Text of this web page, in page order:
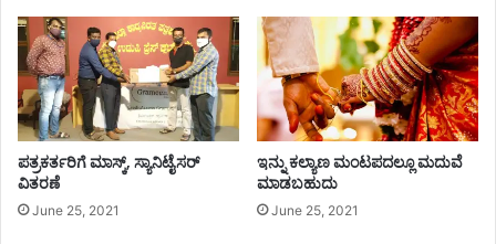
ಪತ್ರಕರ್ತರಿಗೆ ಮಾಸ್ಕ್, ಸ್ಯಾನಿಟೈಸರ್
ವಿತರಣೆ
June 25, 2021
ಇನ್ನು ಕಲ್ಯಾಣ ಮಂಟಪದಲ್ಲೂ ಮದುವೆ
ಮಾಡಬಹುದು
June 25, 2021